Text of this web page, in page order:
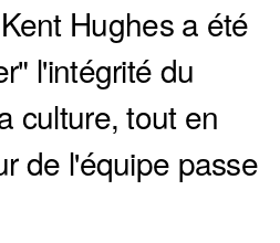
Hughes a été
l'intégrité du
culture, tout en
de l'équipe passe